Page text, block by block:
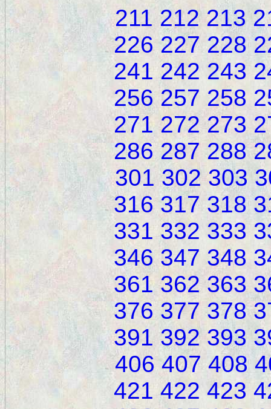
211 212 213
226 227 228
241 242 243
256 257 258
271 272 273
286 287 288
301 302 303
316 317 318
331 332 333
346 347 348
361 362 363
376 377 378
391 392 393
406 407 408
421 422 423